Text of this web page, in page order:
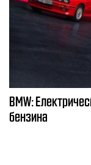
BMW:
бензина